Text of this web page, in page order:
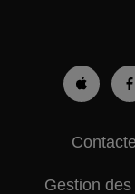
Gestion